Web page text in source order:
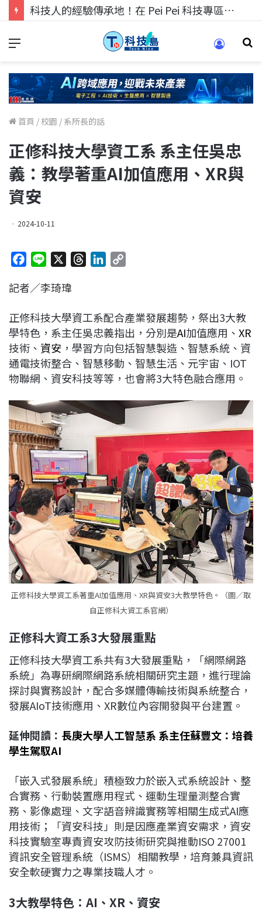
科技人的經驗傳承地！在 Pei Pei 科技專區，與學弟妹交流最硬核的技術
首頁 / 校園 / 系所長的話
正修科技大學資工系 系主任吳忠
義：教學著重AI加值應用、XR與
資安
2024-10-11
c
b
o
o
k
n
a
d
s
e
d
I
n
L
i
n
k
記者／李琦瑋
正修科技大學資工系配合產業發展趨勢，祭出3大教
學特色，系主任吳忠義指出，分別是AI加值應用、 XR
技術、 資安 ，學習方向包括智慧製造、智慧系統、資
通電技術整合、智慧移動、智慧生活、元宇宙、IOT
物聯網、資安科技等等，也會將3大特色融合應用。
正修科技大學資工系著重AI加值應用、XR與資安3大教學特色。（圖／取
自正修科大資工系官網）
正修科大資工系3大發展重點
正修科技大學資工系共有3大發展重點，「網際網路
系統」為專研網際網路系統相關研究主題，進行理論
探討與實務設計，配合多媒體傳輸技術與系統整合，
發展AIoT技術應用、XR數位內容開發與平台建置。
延伸閱讀： 長庚大學人工智慧系 系主任蘇豐文：培養
學生駕馭AI
「嵌入式發展系統」積極致力於嵌入式系統設計、整
合實務、行動裝置應用程式、運動生理量測整合實
務、影像處理、文字語音辨識實務等相關生成式AI應
用技術；「資安科技」則是因應產業資安需求，資安
科技實驗室專責資安攻防技術研究與推動ISO 27001
資訊安全管理系統（ISMS）相關教學，培育兼具資訊
安全軟硬實力之專業技職人才。
3大教學特色：AI、XR、資安